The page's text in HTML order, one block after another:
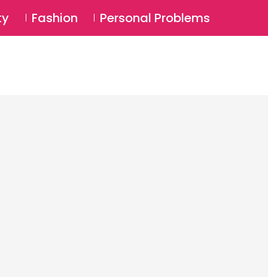
Login ⚲
Fashion Personal Problems